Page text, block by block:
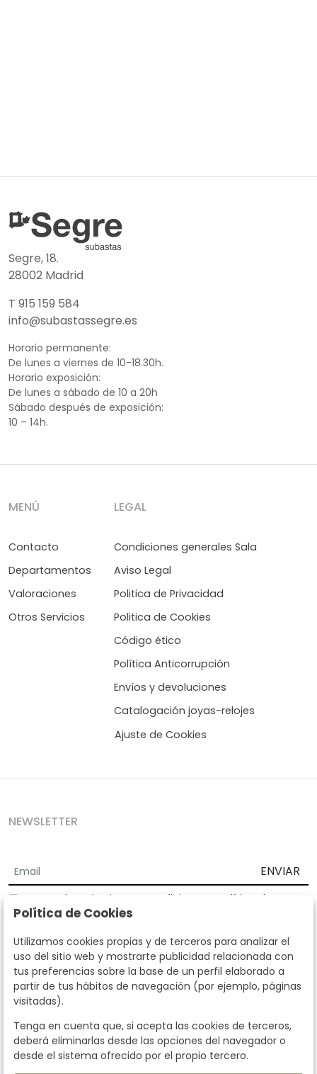
Segre, 18.
28002 Madrid
T 915 159 584
info@subastassegre.es
Horario permanente:
De lunes a viernes de 10-18.30h.
Horario exposición:
De lunes a sábado de 10 a 20h
Sábado después de exposición:
10 – 14h.
MENÚ
Contacto
Departamentos
Valoraciones
Otros Servicios
LEGAL
Condiciones generales Sala
Aviso Legal
Politica de Privacidad
Politica de Cookies
Código ético
Política Anticorrupción
Envíos y devoluciones
Catalogación joyas-relojes
Ajuste de Cookies
NEWSLETTER
ENVIAR
Acepto los Términos y Condiciones
Política de
privacidad
Según la LOPD y disposiciones de desarrollo, informamos que sus
datos personales serán tratados por parte de Subastas Segre con la
finalidad de gestionar la relación comercial. Puede ejercitar los
derechos de acceso, rectificación, cancelación, oposición y demás
derechos en los términos establecidos en la normativa vigente
dirigiéndote a nosotros. Asimismo, nos puede solicitar el envío de
llamando al teléfono 915159584 o enviando un e-mail a
info@subastassegre.es
Este sitio está protegido por reCAPTCHA y se aplican la
Términos de servicio de Google.
Política de Cookies
Utilizamos cookies propias y de terceros para analizar el
uso del sitio web y mostrarte publicidad relacionada con
tus preferencias sobre la base de un perfil elaborado a
partir de tus hábitos de navegación (por ejemplo, páginas
visitadas).
Tenga en cuenta que, si acepta las cookies de terceros,
deberá eliminarlas desde las opciones del navegador o
desde el sistema ofrecido por el propio tercero.